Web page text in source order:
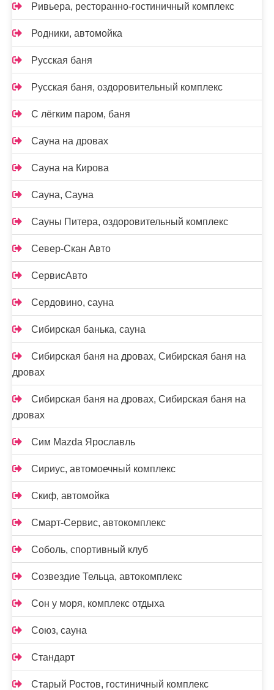
Ривьера, ресторанно-гостиничный комплекс
Родники, автомойка
Русская баня
Русская баня, оздоровительный комплекс
С лёгким паром, баня
Сауна на дровах
Сауна на Кирова
Сауна, Сауна
Сауны Питера, оздоровительный комплекс
Север-Скан Авто
СервисАвто
Сердовино, сауна
Сибирская банька, сауна
Сибирская баня на дровах, Сибирская баня на
дровах
Сибирская баня на дровах, Сибирская баня на
дровах
Сим Mazda Ярославль
Сириус, автомоечный комплекс
Скиф, автомойка
Смарт-Сервис, автокомплекс
Соболь, спортивный клуб
Созвездие Тельца, автокомплекс
Сон у моря, комплекс отдыха
Союз, сауна
Стандарт
Старый Ростов, гостиничный комплекс